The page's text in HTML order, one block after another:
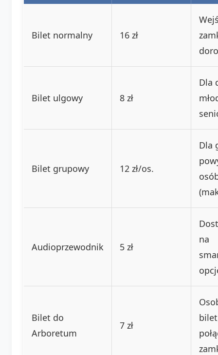
Bilet normalny 16 zł
Bilet ulgowy 8 zł
Dla
Bilet grupowy 12 zł/os.
Dla
Audioprzewodnik 5 zł
na
Bilet do
Arboretum
7 zł